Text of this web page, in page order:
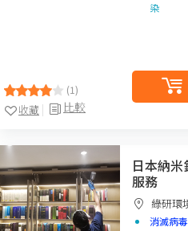
(1)
比較
收藏
染
日本納
服務
綠研環
消滅病